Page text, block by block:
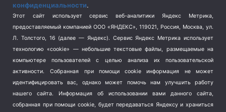
Спорт (740)
Терроризм (1)
Транспорт (262)
Туризм (178)
Флот (76)
Школа и спорт (2)
конфиденциальности.
Этот сайт использует сервис веб-аналитики Яндекс Метрика,
предоставляемый компанией ООО «ЯНДЕКС», 119021, Россия, Москва, ул.
Л. Толстого, 16 (далее — Яндекс). Сервис Яндекс Метрика использует
технологию «cookie» — небольшие текстовые файлы, размещаемые на
компьютере пользователей с целью анализа их пользовательской
активности.
Собранная при помощи cookie информация не может
идентифицировать вас, однако может помочь нам улучшить работу
нашего сайта. Информация об использовании вами данного сайта,
собранная при помощи cookie, будет передаваться Яндексу и храниться